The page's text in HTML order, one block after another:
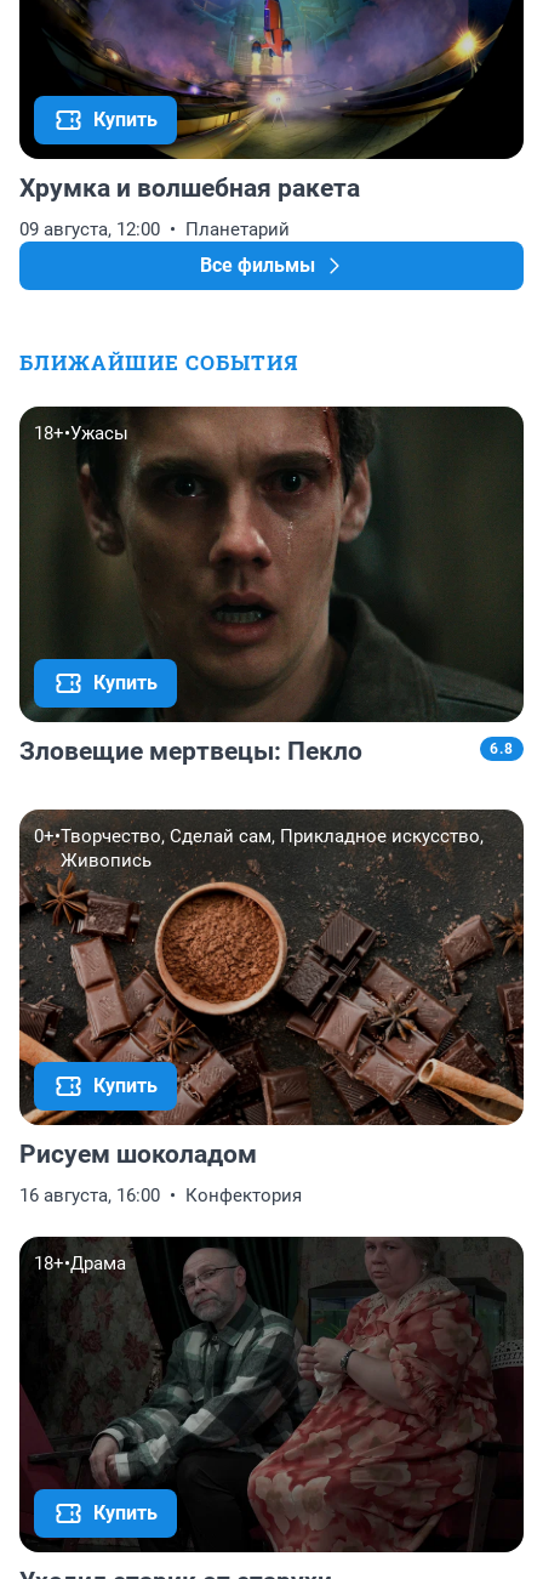
Купить
Хрумка и волшебная ракета
09 августа, 12:00 Планетарий
Все фильмы
БЛИЖАЙШИЕ СОБЫТИЯ
18+•Ужасы
Купить
Зловещие мертвецы: Пекло 6.8
0+•Творчество, Сделай сам, Прикладное искусство,
Живопись
Купить
Рисуем шоколадом
16 августа, 16:00 Конфектория
18+•Драма
Купить